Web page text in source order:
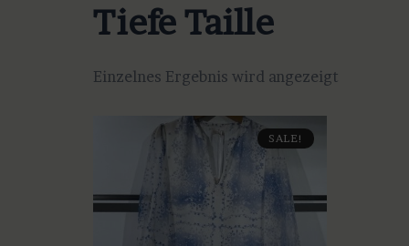
Tiefe Taille
Einzelnes Ergebnis wird angezeigt
SALE!